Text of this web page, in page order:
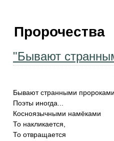
Пророчества
"Бывают
Бывают странными пророками
Поэты иногда...
Косноязычными намёками
То накликается,
То отвращается